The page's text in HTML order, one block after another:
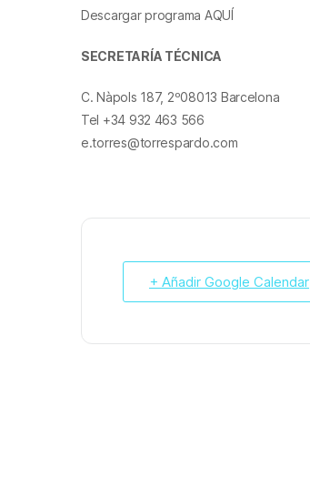
Descargar programa AQUÍ
SECRETARÍA TÉCNICA
C. Nàpols 187, 2º08013 Barcelona
Tel +34 932 463 566
e.torres@torrespardo.com
+ Añadir Google Calendar